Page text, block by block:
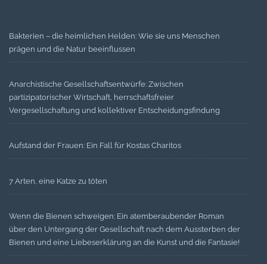
Bakterien – die heimlichen Helden: Wie sie uns Menschen
prägen und die Natur beeinflussen
Anarchistische Gesellschaftsentwürfe: Zwischen
partizipatorischer Wirtschaft, herrschaftsfreier
Vergesellschaftung und kollektiver Entscheidungsfindung
Aufstand der Frauen: Ein Fall für Kostas Charitos
7 Arten, eine Katze zu töten
Wenn die Bienen schweigen: Ein atemberaubender Roman
über den Untergang der Gesellschaft nach dem Aussterben der
Bienen und eine Liebeserklärung an die Kunst und die Fantasie!